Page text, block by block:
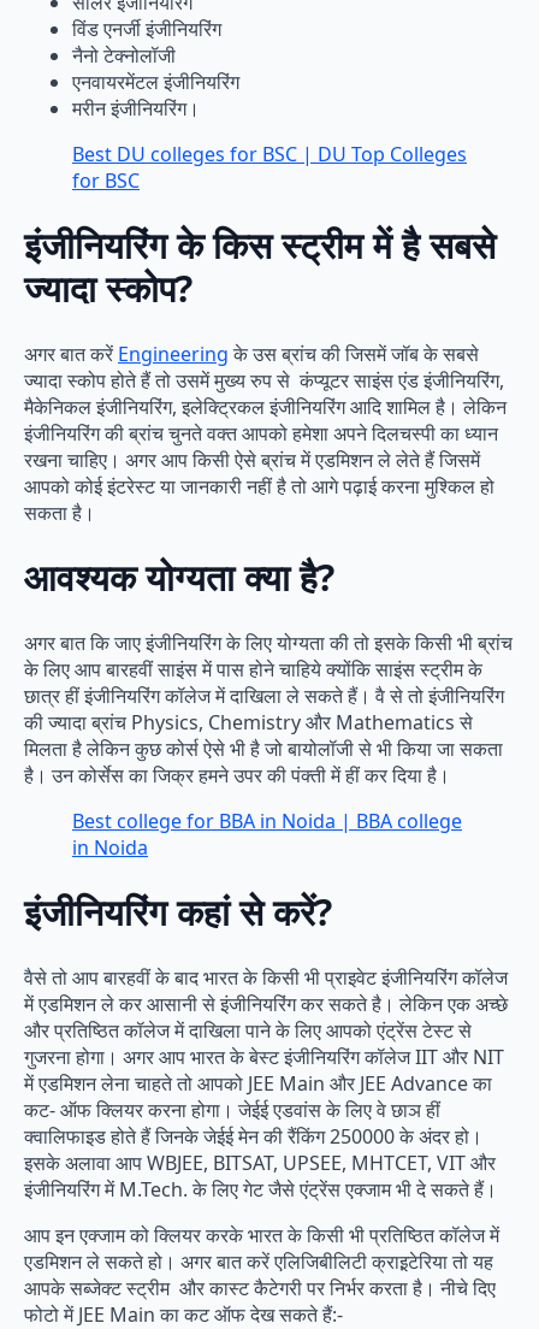
विंड एनर्जी इंजीनियरिंग
नैनो टेक्नोलॉजी
एनवायरमेंटल इंजीनियरिंग
मरीन इंजीनियरिंग।
Best DU colleges for BSC | DU Top Colleges
for BSC
इंजीनियरिंग के किस स्ट्रीम में है सबसे
ज्यादा स्कोप?
अगर बात करें Engineeringके उस ब्रांच की जिसमें जॉब के सबसे
ज्यादा स्कोप होते हैं तो उसमें मुख्य रुप से कंप्यूटर साइंस एंड इंजीनियरिंग,
मैकेनिकल इंजीनियरिंग, इलेक्ट्रिकल इंजीनियरिंग आदि शामिल है। लेकिन
इंजीनियरिंग की ब्रांच चुनते वक्त आपको हमेशा अपने दिलचस्पी का ध्यान
रखना चाहिए। अगर आप किसी ऐसे ब्रांच में एडमिशन ले लेते हैं जिसमें
आपको कोई इंटरेस्ट या जानकारी नहीं है तो आगे पढ़ाई करना मुश्किल हो
सकता है।
आवश्यक योग्यता क्या है?
अगर बात कि जाए इंजीनियरिंग के लिए योग्यता की तो इसके किसी भी ब्रांच
के लिए आप बारहवीं साइंस में पास होने चाहिये क्योंकि साइंस स्ट्रीम के
छात्र हीं इंजीनियरिंग कॉलेज में दाखिला ले सकते हैं। वै से तो इंजीनियरिंग
की ज्यादा ब्रांच Physics, Chemistry और Mathematics से
मिलता है लेकिन कुछ कोर्स ऐसे भी है जो बायोलॉजी से भी किया जा सकता
है। उन कोर्सेस का जिक्र हमने उपर की पंक्ती में हीं कर दिया है।
Best college for BBA in Noida | BBA college
in Noida
इंजीनियरिंग कहां से करें?
वैसे तो आप बारहवीं के बाद भारत के किसी भी प्राइवेट इंजीनियरिंग कॉलेज
में एडमिशन ले कर आसानी से इंजीनियरिंग कर सकते है। लेकिन एक अच्छे
और प्रतिष्ठित कॉलेज में दाखिला पाने के लिए आपको एंट्रेंस टेस्ट से
गुजरना होगा। अगर आप भारत के बेस्ट इंजीनियरिंग कॉलेज IIT और NIT
में एडमिशन लेना चाहते तो आपको JEE Main और JEE Advance का
कट- ऑफ क्लियर करना होगा। जेईई एडवांस के लिए वे छाञ हीं
क्वालिफाइड होते हैं जिनके जेईई मेन की रैंकिंग 250000 के अंदर हो।
इसके अलावा आप WBJEE, BITSAT, UPSEE, MHTCET, VIT और
इंजीनियरिंग में M.Tech. के लिए गेट जैसे एंट्रेंस एक्जाम भी दे सकते हैं।
आप इन एक्जाम को क्लियर करके भारत के किसी भी प्रतिष्ठित कॉलेज में
एडमिशन ले सकते हो। अगर बात करें एलिजिबीलिटी क्राइ़टेरिया तो यह
आपके सब्जेक्ट स्ट्रीम और कास्ट कैटेगरी पर निर्भर करता है। नीचे दिए
फोटो में JEE Main का कट ऑफ देख सकते हैं:-